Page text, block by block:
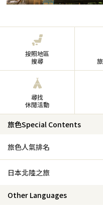
按照地區
搜尋
尋找
休閒活動
旅色Special Contents
旅色人氣排名
日本北陸之旅
Other Languages